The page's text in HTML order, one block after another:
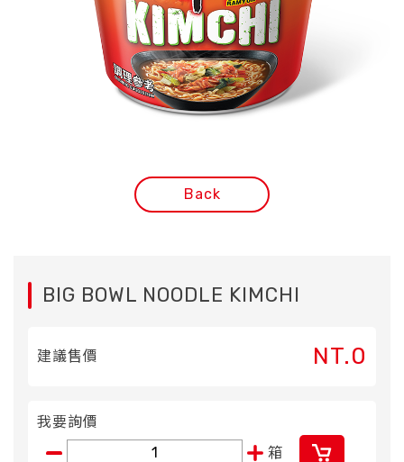
Back
BIG BOWL NOODLE KIMCHI
建議售價 NT.0
我要詢價
箱